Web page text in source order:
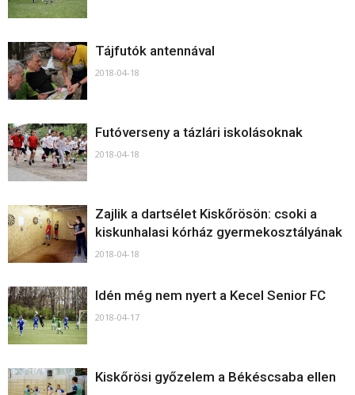
Tájfutók antennával
2018-04-18
Futóverseny a tázlári iskolásoknak
2018-04-18
Zajlik a dartsélet Kiskőrösön: csoki a
kiskunhalasi kórház gyermekosztályának
2018-04-18
Idén még nem nyert a Kecel Senior FC
2018-04-17
Kiskőrösi győzelem a Békéscsaba ellen